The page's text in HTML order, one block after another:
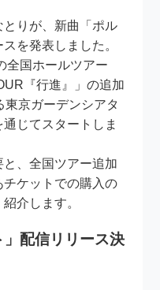
りが、新曲「ポル
を発表しました。
全国ホールツアー
『行進』」の追加
京ガーデンシアタ
じてスタートしま
、全国ツアー追加
ケットでの購入の
介します。
配信リリース決